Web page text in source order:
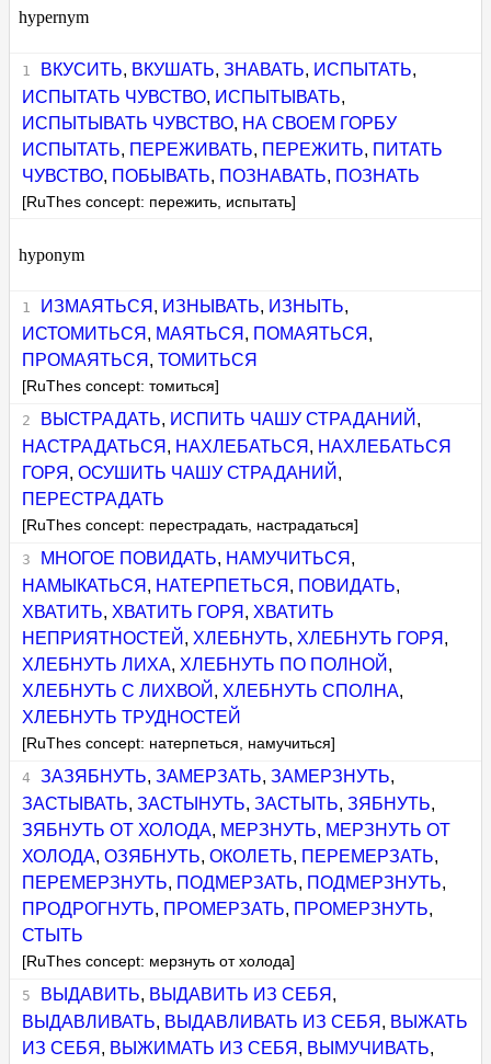
hypernym
ВКУСИТЬ, ВКУШАТЬ, ЗНАВАТЬ, ИСПЫТАТЬ,
ИСПЫТАТЬ ЧУВСТВО, ИСПЫТЫВАТЬ,
ИСПЫТЫВАТЬ ЧУВСТВО, НА СВОЕМ ГОРБУ
ИСПЫТАТЬ, ПЕРЕЖИВАТЬ, ПЕРЕЖИТЬ, ПИТАТЬ
ЧУВСТВО, ПОБЫВАТЬ, ПОЗНАВАТЬ, ПОЗНАТЬ
[RuThes concept: пережить, испытать]
hyponym
ИЗМАЯТЬСЯ , ИЗНЫВАТЬ, ИЗНЫТЬ,
ИСТОМИТЬСЯ , МАЯТЬСЯ , ПОМАЯТЬСЯ ,
ПРОМАЯТЬСЯ ,ТОМИТЬСЯ
[RuThes concept: томиться]
ВЫСТРАДАТЬ, ИСПИТЬ ЧАШУ СТРАДАНИЙ ,
НАСТРАДАТЬСЯ , НАХЛЕБАТЬСЯ , НАХЛЕБАТЬСЯ
ГОРЯ ,ОСУШИТЬ ЧАШУ СТРАДАНИЙ ,
ПЕРЕСТРАДАТЬ
[RuThes concept: перестрадать, настрадаться]
МНОГОЕ ПОВИДАТЬ, НАМУЧИТЬСЯ ,
НАМЫКАТЬСЯ , НАТЕРПЕТЬСЯ , ПОВИДАТЬ,
ХВАТИТЬ,ХВАТИТЬ ГОРЯ ,ХВАТИТЬ
НЕПРИЯТНОСТЕЙ ,ХЛЕБНУТЬ,ХЛЕБНУТЬ ГОРЯ ,
ХЛЕБНУТЬ ЛИХА,ХЛЕБНУТЬ ПО ПОЛНОЙ ,
ХЛЕБНУТЬ С ЛИХВОЙ ,ХЛЕБНУТЬ СПОЛНА,
ХЛЕБНУТЬ ТРУДНОСТЕЙ
[RuThes concept: натерпеться, намучиться]
ЗАЗЯБНУТЬ, ЗАМЕРЗАТЬ, ЗАМЕРЗНУТЬ,
ЗАСТЫВАТЬ,ЗАСТЫНУТЬ,ЗАСТЫТЬ,ЗЯБНУТЬ,
ЗЯБНУТЬ ОТ ХОЛОДА, МЕРЗНУТЬ, МЕРЗНУТЬ ОТ
ХОЛОДА,ОЗЯБНУТЬ,ОКОЛЕТЬ, ПЕРЕМЕРЗАТЬ,
ПЕРЕМЕРЗНУТЬ, ПОДМЕРЗАТЬ, ПОДМЕРЗНУТЬ,
ПРОДРОГНУТЬ, ПРОМЕРЗАТЬ, ПРОМЕРЗНУТЬ,
СТЫТЬ
[RuThes concept: мерзнуть от холода]
ВЫДАВИТЬ, ВЫДАВИТЬ ИЗ СЕБЯ ,
ВЫДАВЛИВАТЬ, ВЫДАВЛИВАТЬ ИЗ СЕБЯ , ВЫЖАТЬ
ИЗ СЕБЯ , ВЫЖИМАТЬ ИЗ СЕБЯ , ВЫМУЧИВАТЬ,